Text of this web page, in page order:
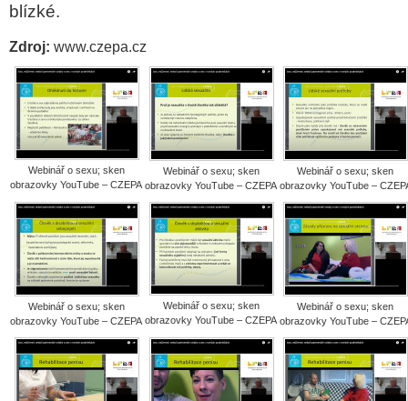
blízké.
Zdroj: www.czepa.cz
Webinář o sexu; sken
obrazovky YouTube – CZEPA
Webinář o sexu; sken
obrazovky YouTube – CZEPA
Webinář o sexu; sken
obrazovky YouTube –
Webinář o sexu; sken
obrazovky YouTube – CZEPA
Webinář o sexu; sken
obrazovky YouTube – CZEPA
Webinář o sexu; sken
obrazovky YouTube –